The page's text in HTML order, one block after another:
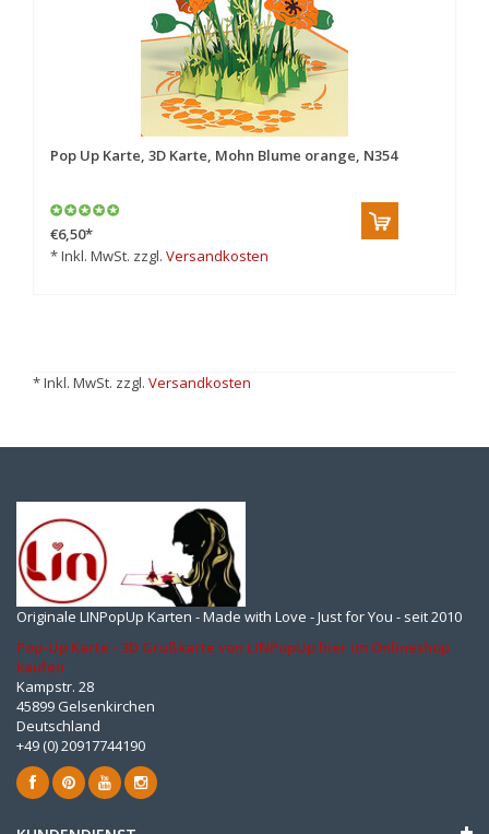
Pop Up Karte, 3D Karte, Mohn Blume orange, N354
€6,50*
* Inkl. MwSt. zzgl. Versandkosten
* Inkl. MwSt. zzgl. Versandkosten
Originale LINPopUp Karten - Made with Love - Just for You - seit 2010
Pop-Up Karte - 3D Grußkarte von LINPopUp hier im Onlineshop
kaufen
Kampstr. 28
45899 Gelsenkirchen
Deutschland
+49 (0) 20917744190